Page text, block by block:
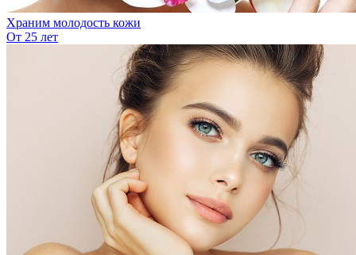
Храним молодость кожи
От 25 лет